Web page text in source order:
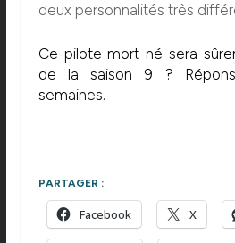
deux personnalités très
Ce pilote mort-né sera
de la saison 9 ?
semaines.
PARTAGER :
Facebook X